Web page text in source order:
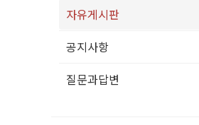
자유게시판
공지사항
질문과답변